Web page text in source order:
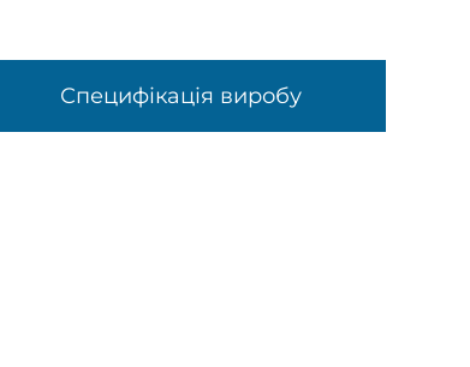
Специфікація виробу